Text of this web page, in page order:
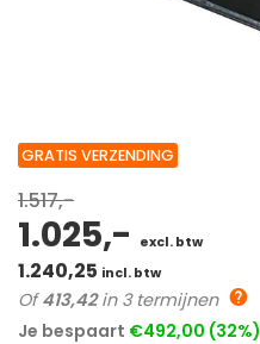
GRATIS VERZENDING
1.517,-
1.025,- excl. btw
1.240,25 incl. btw
Of413,42in 3 termijnen
Je bespaart €492,00 (32%)